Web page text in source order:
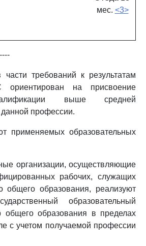
мес. <3>
требований к результатам
на присвоение
выше средней
профессии.
применяемых образовательных
организации, осуществляющие
рабочих, служащих
общего образования, реализуют
образовательный
общего образования в пределах
с учетом получаемой профессии